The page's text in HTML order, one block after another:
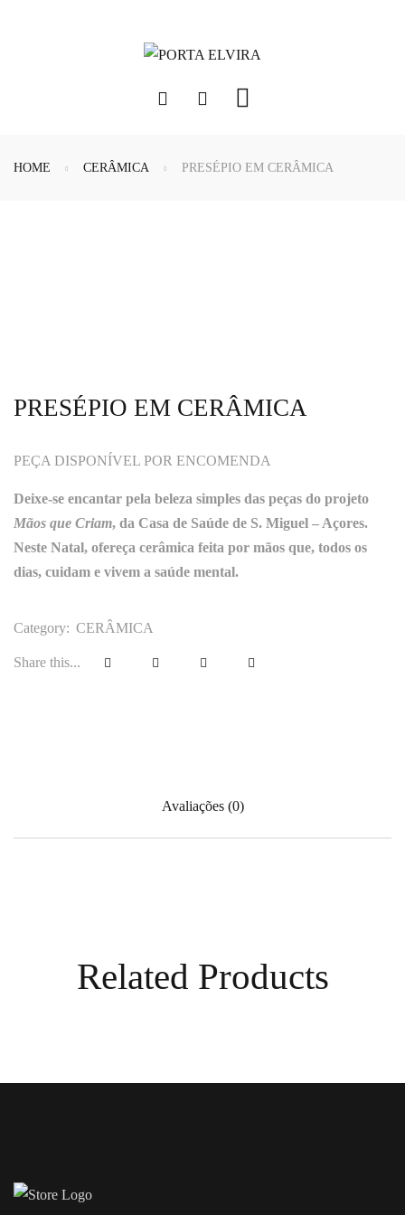
HOME CERÂMICA PRESÉPIO EM CERÂMICA
PRESÉPIO EM CERÂMICA
PEÇA DISPONÍVEL POR ENCOMENDA
Deixe-se encantar pela beleza simples das peças do projeto
Mãos que Criam, da Casa de Saúde de S. Miguel – Açores.
Neste Natal, ofereça cerâmica feita por mãos que, todos os
dias, cuidam e vivem a saúde mental.
Category: CERÂMICA
Share this...
Avaliações (0)
Related Products